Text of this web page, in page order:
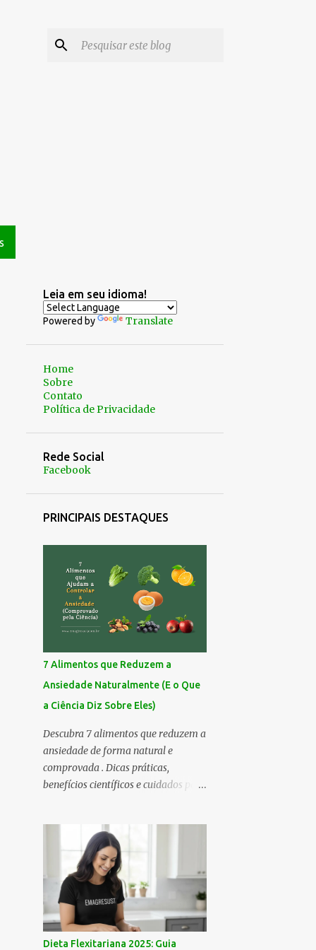
Leia em seu idioma!
Powered by Translate
Home
Sobre
Contato
Política de Privacidade
Rede Social
Facebook
PRINCIPAIS DESTAQUES
7 Alimentos que Reduzem a
Ansiedade Naturalmente (E o Que
a Ciência Diz Sobre Eles)
Descubra 7 alimentos que reduzem a
ansiedade de forma natural e
comprovada . Dicas práticas,
benefícios científicos e cuidados para
um pensamento acelerado que não
para, e uma vontade de fugir do
mundo por uns minutos? 💭 A
ansiedade é assim — silenciosa,
sorrateira e, às vezes, avassaladora.
Mas calma… respira comigo. 🌬️ Hoje
eu trouxe uma lista especial: 7
Dieta Flexitariana 2025: Guia